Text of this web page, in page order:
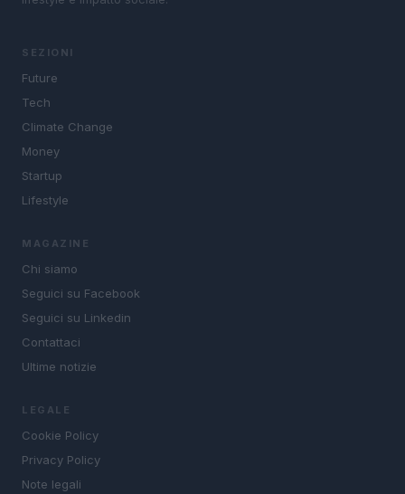
SEZIONI
Future
Tech
Climate Change
Money
Startup
Lifestyle
MAGAZINE
Chi siamo
Seguici su Facebook
Seguici su Linkedin
Contattaci
Ultime notizie
LEGALE
Cookie Policy
Privacy Policy
Note legali